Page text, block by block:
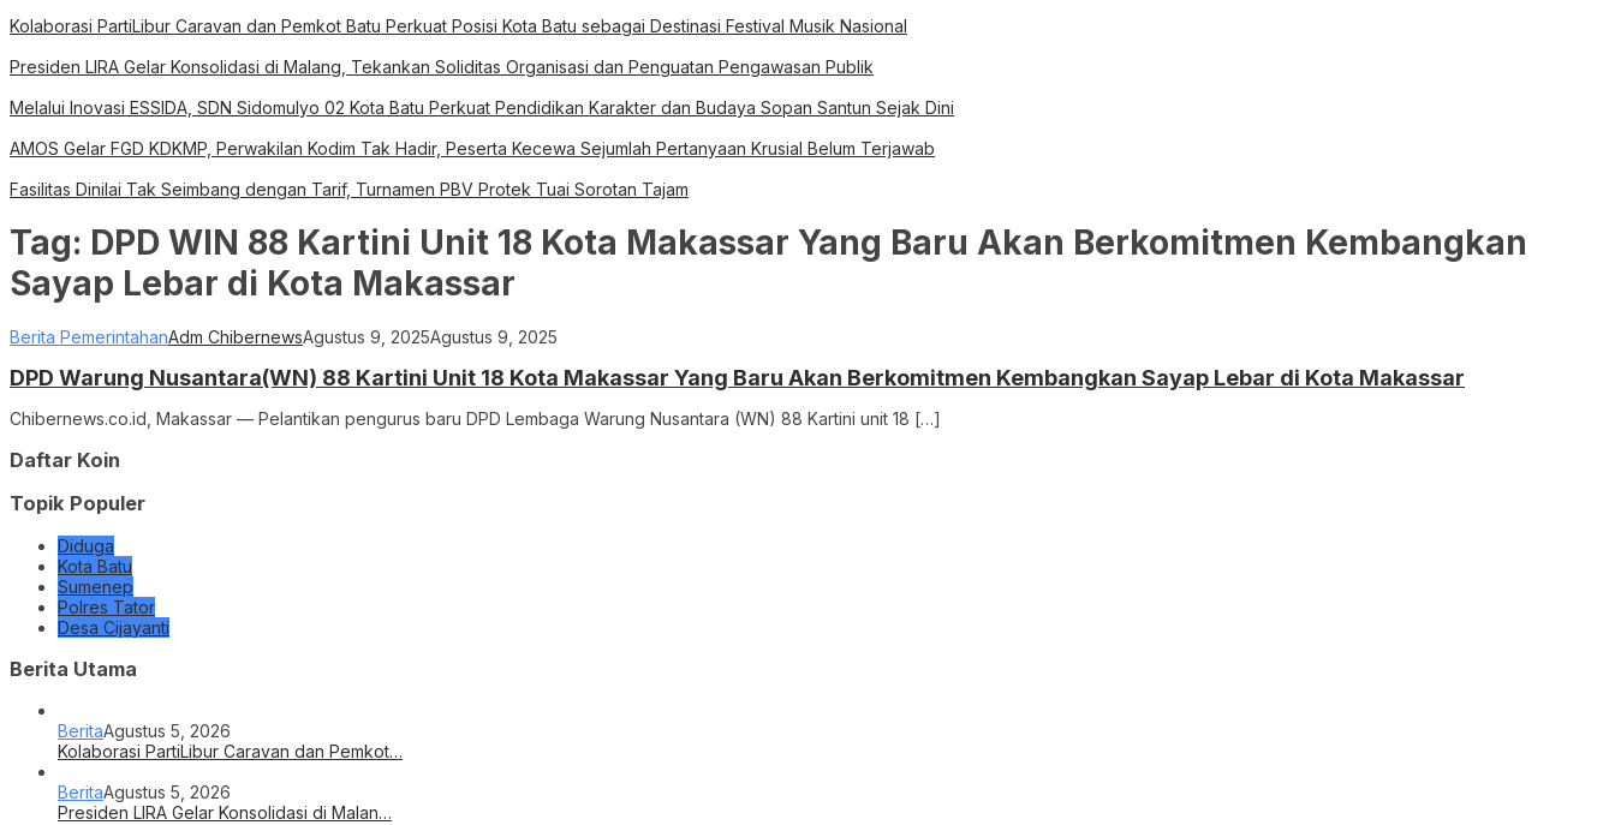
Kolaborasi PartiLibur Caravan dan Pemkot Batu Perkuat Posisi Kota Batu sebagai Destinasi Festival Musik Nasional
Presiden LIRA Gelar Konsolidasi di Malang, Tekankan Soliditas Organisasi dan Penguatan Pengawasan Publik
Melalui Inovasi ESSIDA, SDN Sidomulyo 02 Kota Batu Perkuat Pendidikan Karakter dan Budaya Sopan Santun Sejak Dini
AMOS Gelar FGD KDKMP, Perwakilan Kodim Tak Hadir, Peserta Kecewa Sejumlah Pertanyaan Krusial Belum Terjawab
Fasilitas Dinilai Tak Seimbang dengan Tarif, Turnamen PBV Protek Tuai Sorotan Tajam
Tag: DPD WIN 88 Kartini Unit 18 Kota Makassar Yang Baru Akan Berkomitmen Kembangkan
Sayap Lebar di Kota Makassar
Berita PemerintahanAdm ChibernewsAgustus 9, 2025Agustus 9, 2025
DPD Warung Nusantara(WN) 88 Kartini Unit 18 Kota Makassar Yang Baru Akan Berkomitmen Kembangkan Sayap Lebar di Kota Makassar
Chibernews.co.id, Makassar — Pelantikan pengurus baru DPD Lembaga Warung Nusantara (WN) 88 Kartini unit 18 […]
Daftar Koin
Topik Populer
Diduga
Kota Batu
Sumenep
Polres Tator
Desa Cijayanti
Berita Utama
BeritaAgustus 5, 2026
Kolaborasi PartiLibur Caravan dan Pemkot…
BeritaAgustus 5, 2026
Presiden LIRA Gelar Konsolidasi di Malan…